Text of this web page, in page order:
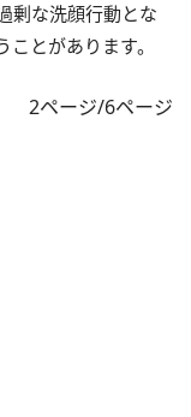
剰な洗顔行動とな
とがあります。
2ページ/6ページ